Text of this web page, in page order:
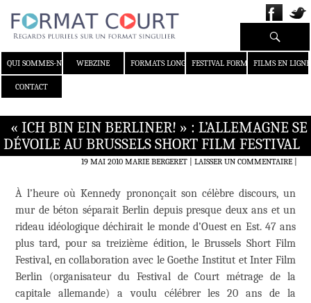
QUI SOMMES-NOUS ?WEBZINE FORMATS LONGS FESTIVAL FORMAT COURT
FILMS EN LIGNE
CONTACT
Recherche
« ICH BIN EIN BERLINER! » : L’ALLEMAGNE SE
DÉVOILE AU BRUSSELS SHORT FILM FESTIVAL
19 MAI 2010 MARIE BERGERET LAISSER UN COMMENTAIRE|
À l’heure où Kennedy prononçait son célèbre discours, un
mur de béton séparait Berlin depuis presque deux ans et un
rideau idéologique déchirait le monde d’Ouest en Est. 47 ans
plus tard, pour sa treizième édition, le Brussels Short Film
Festival, en collaboration avec le Goethe Institut et Inter Film
Berlin (organisateur du Festival de Court métrage de la
capitale allemande) a voulu célébrer les 20 ans de la